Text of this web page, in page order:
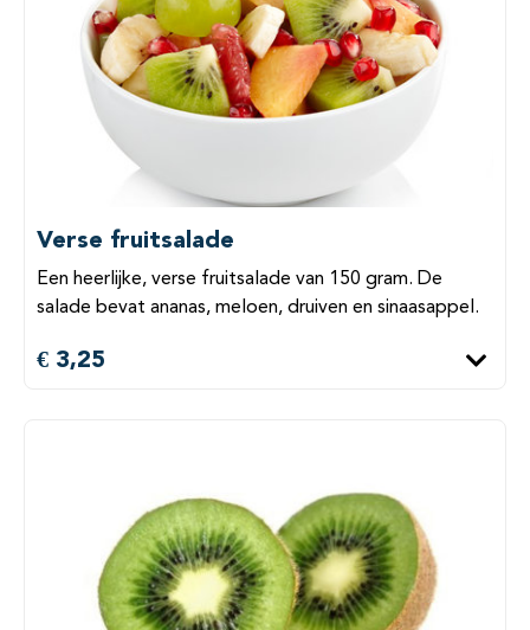
Verse fruitsalade
Een heerlijke, verse fruitsalade van 150 gram. De
salade bevat ananas, meloen, druiven en sinaasappel.
€ 3,25